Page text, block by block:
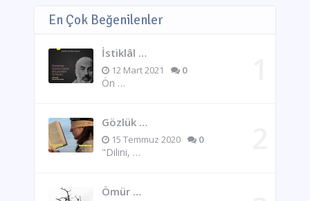
En Çok Beğenilenler
İstiklâl …
12 Mart 2021 0
Ön …
Gözlük …
15 Temmuz 2020 0
"Dilini, …
Ömür …